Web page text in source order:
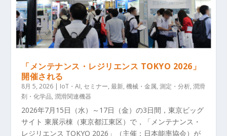
「メンテナンス・レジリエンス TOKYO 2026」
開催される
8月 5, 2026 | IoT・AI, セミナー,最新,機械・金属,測定・分析,潤滑
剤・化学品,潤滑関連機器
2026年7月15日（水）～17日（金）の3日間，東京ビッグ
サイト 東展示棟（東京都江東区）で，「メンテナンス・
レジリエンス TOKYO 2026」（主催：日本能率協会）が